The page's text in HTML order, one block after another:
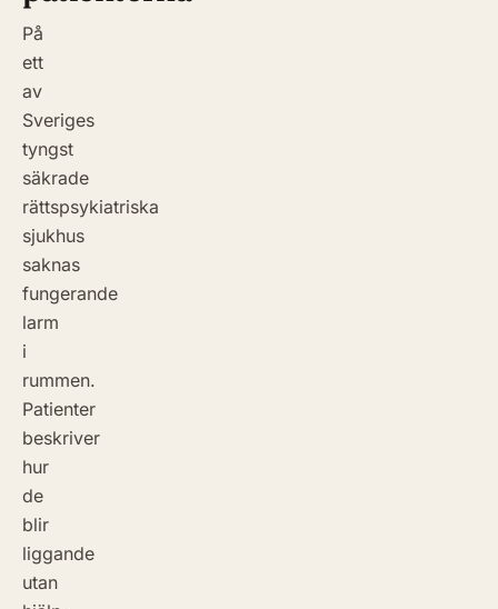
På
ett
av
Sveriges
tyngst
säkrade
rättspsykiatriska
sjukhus
saknas
fungerande
larm
i
rummen.
Patienter
beskriver
hur
de
blir
liggande
utan